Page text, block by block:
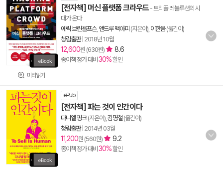
미리읽기
[전자책] 머신 플랫폼 크라우드 - 트리플 레볼루션의 시
대가 온다
에릭 브린욜프슨, 앤드루 맥아피 (지은이), 이한음(옮긴이)
청림출판| 2018년 10월
12,600원 (630원) 8.6
종이책 정가 대비 30%할인
ePub
[전자책] 파는 것이 인간이다
다니엘 핑크(지은이), 김명철 (옮긴이)
청림출판| 2014년 03월
11,200원 (560원) 9.2
종이책 정가 대비 30%할인